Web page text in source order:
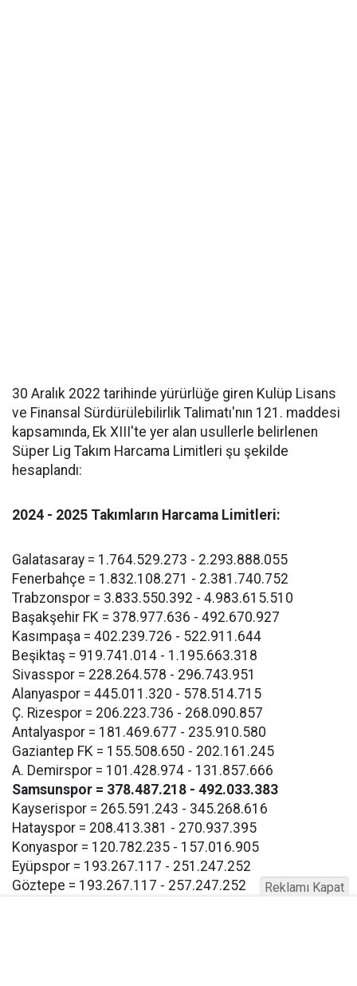
30 Aralık 2022 tarihinde yürürlüğe giren Kulüp Lisans
ve Finansal Sürdürülebilirlik Talimatı'nın 121. maddesi
kapsamında, Ek XIII'te yer alan usullerle belirlenen
Süper Lig Takım Harcama Limitleri şu şekilde
hesaplandı:
2024 - 2025 Takımların Harcama Limitleri:
Galatasaray = 1.764.529.273 - 2.293.888.055
Fenerbahçe = 1.832.108.271 - 2.381.740.752
Trabzonspor = 3.833.550.392 - 4.983.615.510
Başakşehir FK = 378.977.636 - 492.670.927
Kasımpaşa = 402.239.726 - 522.911.644
Beşiktaş = 919.741.014 - 1.195.663.318
Sivasspor = 228.264.578 - 296.743.951
Alanyaspor = 445.011.320 - 578.514.715
Ç. Rizespor = 206.223.736 - 268.090.857
Antalyaspor = 181.469.677 - 235.910.580
Gaziantep FK = 155.508.650 - 202.161.245
A. Demirspor = 101.428.974 - 131.857.666
Samsunspor = 378.487.218 - 492.033.383
Kayserispor = 265.591.243 - 345.268.616
Hatayspor = 208.413.381 - 270.937.395
Konyaspor = 120.782.235 - 157.016.905
Eyüpspor = 193.267.117 - 251.247.252
Göztepe = 193.267.117 - 257.247.252
Reklamı Kapat